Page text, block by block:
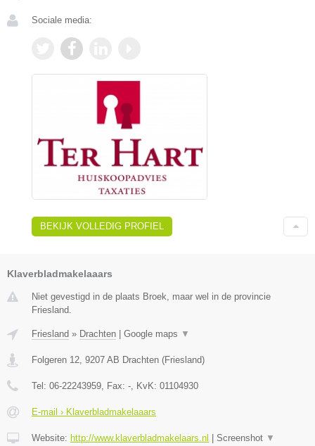
Sociale media:
BEKIJK VOLLEDIG PROFIEL
Klaverbladmakelaaars
Niet gevestigd in de plaats Broek, maar wel in de provincie
Friesland.
Friesland » Drachten | Google maps ▼
Folgeren 12 9207 AB Drachten (Friesland)
Tel: 06-22243959 , Fax: - , KvK: 01104930
E-mail › Klaverbladmakelaaars
Website: http://www.klaverbladmakelaars.nl | Screenshot ▼